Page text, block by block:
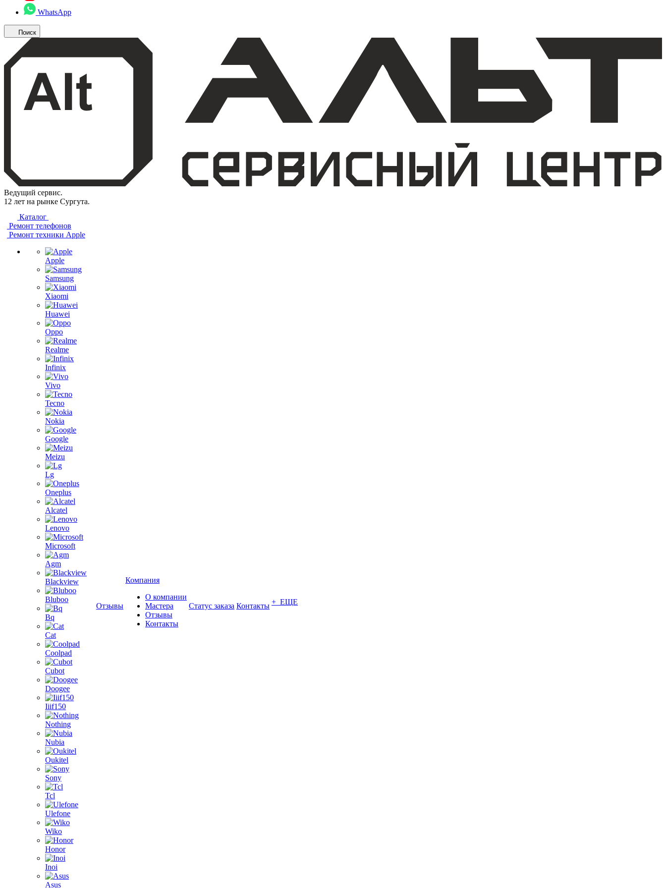
WhatsApp
Поиск
Ведущий сервис.
12 лет на рынке Сургута.
Каталог
Ремонт телефонов
Ремонт техники Apple
Apple
Samsung
Xiaomi
Huawei
Oppo
Realme
Infinix
Vivo
Tecno
Nokia
Google
Meizu
Lg
Oneplus
Alcatel
Lenovo
Microsoft
Agm
Blackview
Bluboo
Bq
Cat
Coolpad
Cubot
Doogee
Iiif150
Nothing
Nubia
Oukitel
Sony
Tcl
Ulefone
Wiko
Honor
Inoi
Asus
Отзывы
Компания
О компании
Мастера
Отзывы
Контакты
Статус заказа Контакты + ЕЩЕ